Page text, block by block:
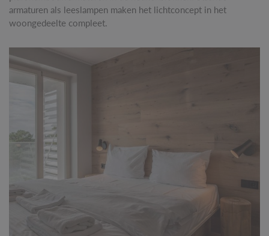
armaturen als leeslampen maken het lichtconcept in het
woongedeelte compleet.